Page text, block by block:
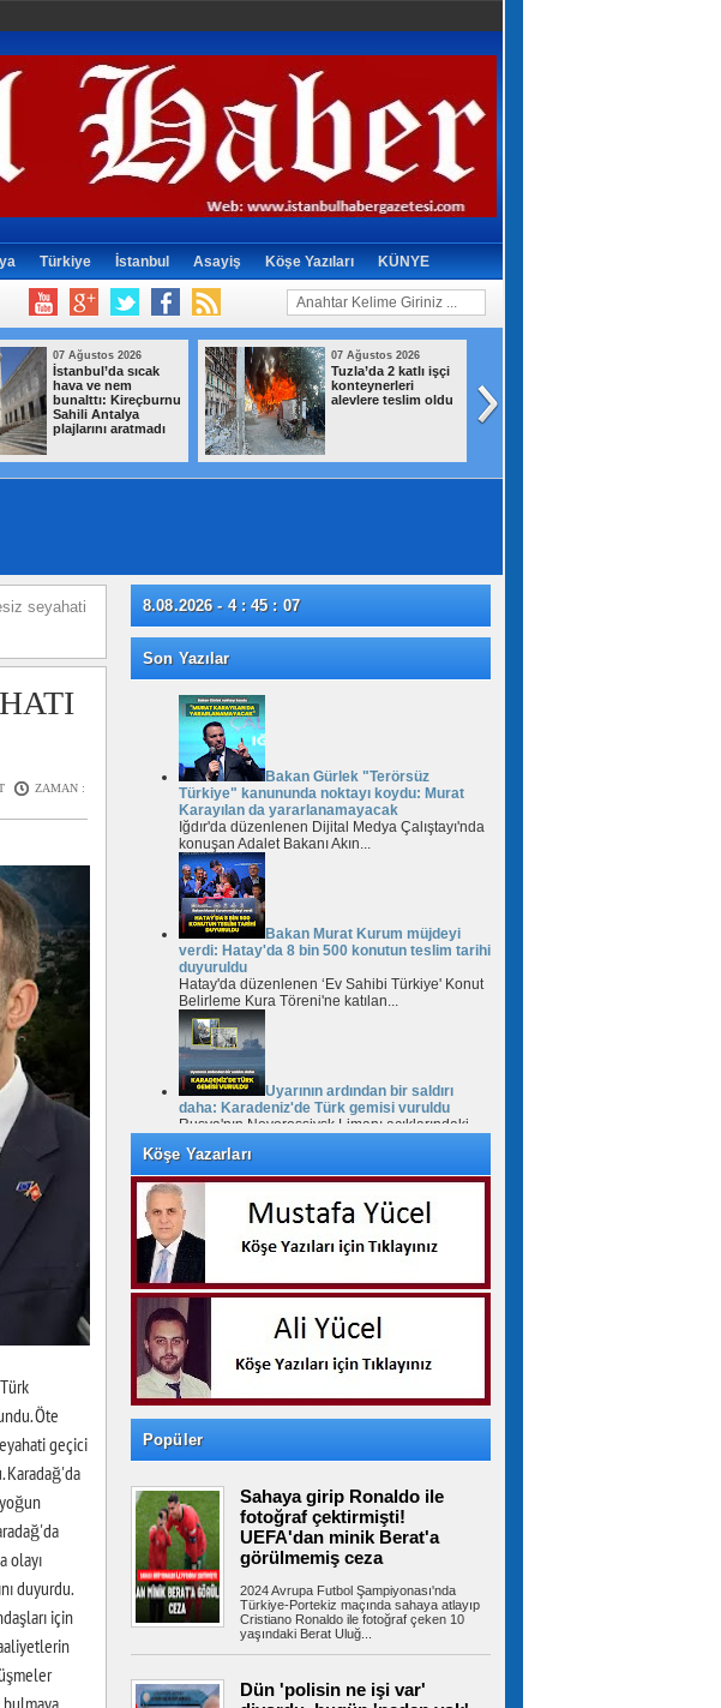
Türkiye İstanbul Asayiş Köşe Yazıları KÜNYE
07 Ağustos 2026
İstanbul’da sıcak
hava ve nem
bunalttı: Kireçburnu
Sahili Antalya
plajlarını aratmadı
07 Ağustos 2026
Tuzla’da 2 katlı işçi
konteynerleri
alevlere teslim oldu
seyahati
ZAMAN :
Öte
geçici
Karadağ'da
olayı
duyurdu.
için
8.08.2026 - 4 : 45 : 08
Son Yazılar
Bakan Gürlek "Terörsüz
Türkiye" kanununda noktayı koydu: Murat
Karayılan da yararlanamayacak
Iğdır'da düzenlenen Dijital Medya Çalıştayı'nda
konuşan Adalet Bakanı Akın...
Bakan Murat Kurum müjdeyi
verdi: Hatay'da 8 bin 500 konutun teslim tarihi
duyuruldu
Hatay'da düzenlenen ‘Ev Sahibi Türkiye' Konut
Belirleme Kura Töreni'ne katılan...
Uyarının ardından bir saldırı
daha: Karadeniz'de Türk gemisi vuruldu
Rusya'nın Novorossiysk Limanı açıklarındaki
Mekke Anlaşması daveti: Tüm kardeş
Cumhurbaşkanı Recep Tayyip Erdoğan, Mekke
Ortak Savunma Anlaşması hakkında,...
keşif yaptırıldı
10 yıl sonra Afyonkarahisar’da yakalanan
FETÖ'cü Burkay Karatepe'nin ifadesi...
Suriye Türkmenlerinden Devlet
Bahçeli'ye ziyaret: Suriye ordusunda yeniden
yapılanma gündemi
Suriye Türkmenlerinden bir heyet, Devlet
Bahçeli'yi ziyaret etti. Ziyaretin...
Gizli depodan dikkat çeken
görüntüler! İran, savaş ganimetlerini sergiledi
Köşe Yazarları
Popüler
Sahaya girip Ronaldo ile
fotoğraf çektirmişti!
UEFA'dan minik Berat'a
görülmemiş ceza
2024 Avrupa Futbol Şampiyonası'nda
Türkiye-Portekiz maçında sahaya atlayıp
Cristiano Ronaldo ile fotoğraf çeken 10
yaşındaki Berat Uluğ...
Dün 'polisin ne işi var'